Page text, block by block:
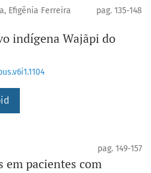
Efigênia Ferreira
pag. 135-148
indígena Wajãpi do
pag. 149-157
em pacientes com